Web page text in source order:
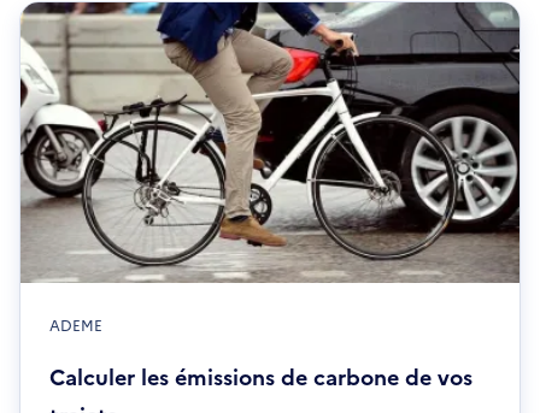
ADEME
Calculer les émissions de carbone de vos